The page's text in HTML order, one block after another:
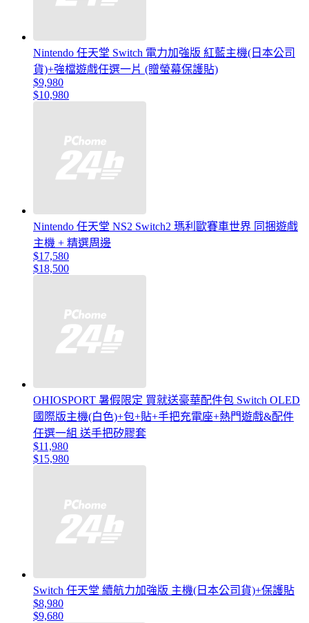
Nintendo 任天堂 Switch 電力加強版 紅藍主機(日本公司
貨)+強檔遊戲任選一片 (贈螢幕保護貼)
$9,980
$10,980
Nintendo 任天堂 NS2 Switch2 瑪利歐賽車世界 同捆遊戲
主機 + 精選周邊
$17,580
$18,500
OHIOSPORT 暑假限定 買就送豪華配件包 Switch OLED
國際版主機(白色)+包+貼+手把充電座+熱門遊戲&配件
任選一組 送手把矽膠套
$11,980
$15,980
Switch 任天堂 續航力加強版 主機(日本公司貨)+保護貼
$8,980
$9,680